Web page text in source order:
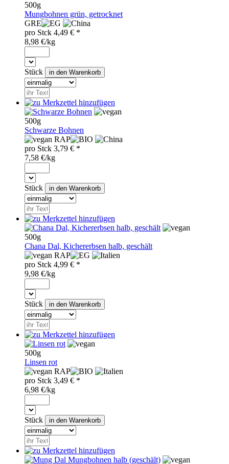
500g
Mungbohnen grün, getrocknet
GRE
pro Stck 4,49 € *
8,98 €/kg
Stück
500g
Schwarze Bohnen
RAP
pro Stck 3,79 € *
7,58 €/kg
Stück
500g
Chana Dal, Kichererbsen halb, geschält
RAP
pro Stck 4,99 € *
9,98 €/kg
Stück
500g
Linsen rot
RAP
pro Stck 3,49 € *
6,98 €/kg
Stück